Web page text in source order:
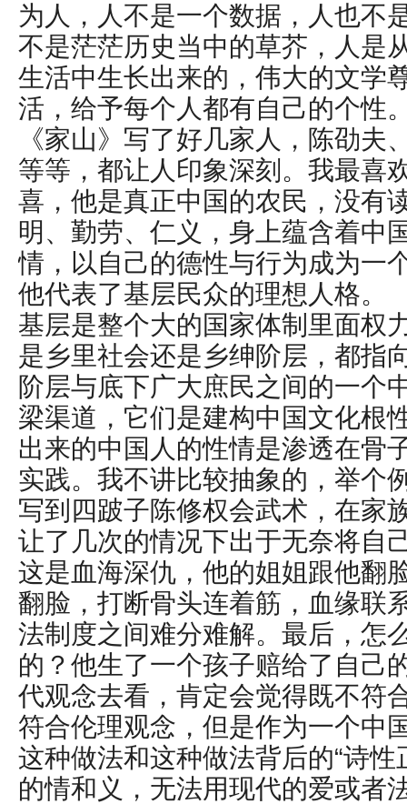
为人，人不是一个数据，人也不
不是茫茫历史当中的草芥，人是
生活中生长出来的，伟大的文学
活，给予每个人都有自己的个性
《家山》写了好几家人，陈劭夫
等等，都让人印象深刻。我最喜
喜，他是真正中国的农民，没有
明、勤劳、仁义，身上蕴含着中
情，以自己的德性与行为成为一
他代表了基层民众的理想人格。
基层是整个大的国家体制里面权
是乡里社会还是乡绅阶层，都指
阶层与底下广大庶民之间的一个
梁渠道，它们是建构中国文化根
出来的中国人的性情是渗透在骨
实践。我不讲比较抽象的，举个
写到四跛子陈修权会武术，在家
让了几次的情况下出于无奈将自
这是血海深仇，他的姐姐跟他翻
翻脸，打断骨头连着筋，血缘联
法制度之间难分难解。最后，怎
的？他生了一个孩子赔给了自己
代观念去看，肯定会觉得既不符
符合伦理观念，但是作为一个中
这种做法和这种做法背后的“诗性
的情和义，无法用现代的爱或者